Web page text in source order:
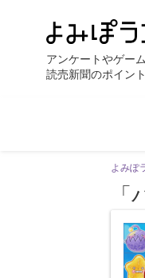
アンケートやゲー
読売新聞のポイン
よみぽ